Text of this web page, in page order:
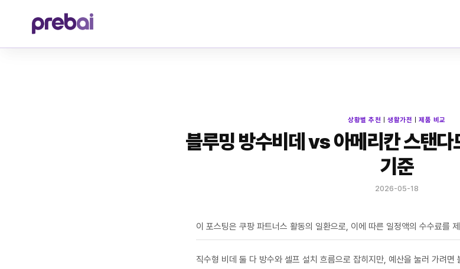
상황별 추천 |생활가전 |제품 비교
블루밍 방수비데 vs 아메리칸 스탠다
기준
2026-05-18
이 포스팅은 쿠팡 파트너스 활동의 일환으로, 이에 따른 일정액의 수수료를
직수형 비데 둘 다 방수와 셀프 설치 흐름으로 잡히지만, 예산을 눌러 가려면